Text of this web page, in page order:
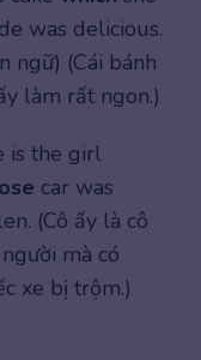
was delicious.
ngữ) (Cái bánh
làm rất ngon.)
is the girl
car was
(Cô ấy là cô
mà có
xe bị trộm.)